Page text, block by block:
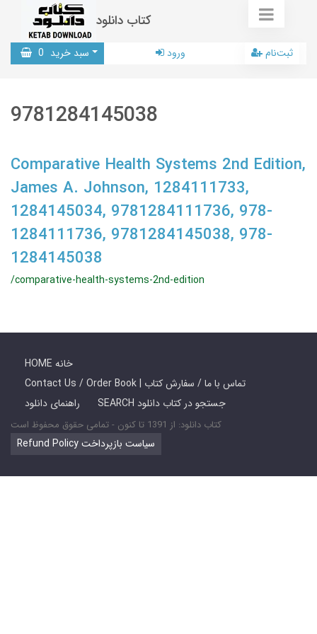
کتاب دانلود
سبد خرید 0 ورود ثبت‌نام
9781284145038
Comparative Health Systems 2nd Edition,
James A. Johnson, 1284111733,
1284145034, 9781284111736, 978-
1284111736, 9781284145038, 978-
1284145038
/comparative-health-systems-2nd-edition
HOME خانه
Contact Us / Order Book | تماس با ما / سفارش کتاب
راهنمای دانلود
SEARCH جستجو در کتاب دانلود
کتاب دانلود: از 1391 تا کنون - تمامی حقوق محفوظ است
Refund Policy سیاست بازپرداخت